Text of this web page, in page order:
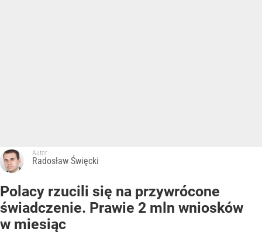
Autor:
Radosław Święcki
Polacy rzucili się na przywrócone
świadczenie. Prawie 2 mln wniosków
w miesiąc